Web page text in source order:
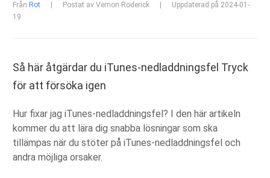
Från Rot Postat av Vernon Roderick
Uppdaterad på 2024-01-
19
Så här åtgärdar du iTunes-nedladdningsfel Tryck
för att försöka igen
Hur fixar jag iTunes-nedladdningsfel? I den här artikeln
kommer du att lära dig snabba lösningar som ska
tillämpas när du stöter på iTunes-nedladdningsfel och
andra möjliga orsaker.